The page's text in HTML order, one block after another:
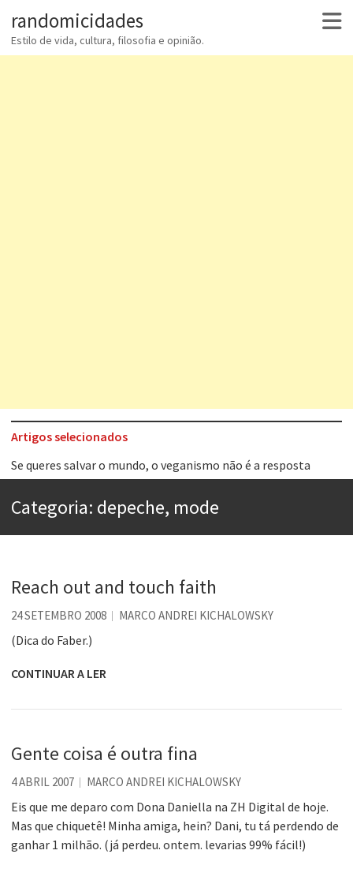
randomicidades
Estilo de vida, cultura, filosofia e opinião.
Artigos selecionados
Se queres salvar o mundo, o veganismo não é a resposta
Tem que filmar isso daí
Aprender a fracassar é o segredo do sucesso
Esse tal de Rock Gaúcho
Os causos de Jorge Luis Borges
Voto obrigatório é correto?
Categoria: depeche, mode
Reach out and touch faith
24 SETEMBRO 2008 MARCO ANDREI KICHALOWSKY
(Dica do Faber.)
CONTINUAR A LER
Gente coisa é outra fina
4 ABRIL 2007 MARCO ANDREI KICHALOWSKY
Eis que me deparo com Dona Daniella na ZH Digital de hoje.
Mas que chiquetê! Minha amiga, hein? Dani, tu tá perdendo de
ganhar 1 milhão. (já perdeu. ontem. levarias 99% fácil!)